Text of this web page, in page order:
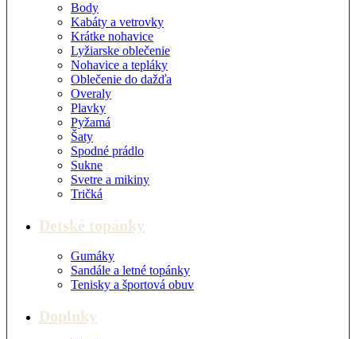
Body
Kabáty a vetrovky
Krátke nohavice
Lyžiarske oblečenie
Nohavice a tepláky
Oblečenie do dažďa
Overaly
Plavky
Pyžamá
Šaty
Spodné prádlo
Sukne
Svetre a mikiny
Tričká
Detské topánky
Gumáky
Sandále a letné topánky
Tenisky a športová obuv
Doplnky